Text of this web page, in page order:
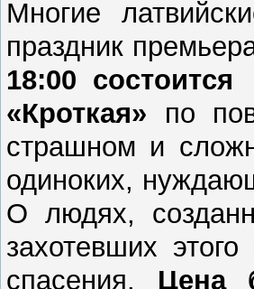
Многие
праздник
18:00
«Кроткая» по
страшном и
одиноких,
О людях,
захотевших
спасения. Цена